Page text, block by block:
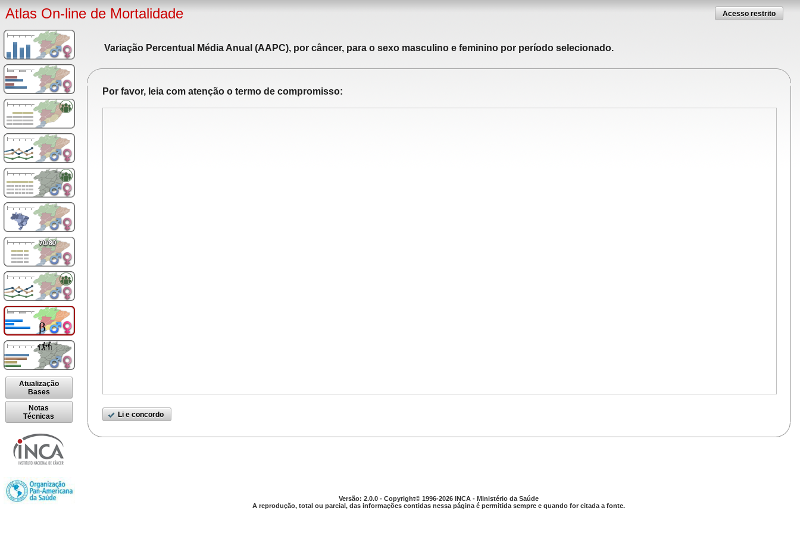
Atlas On-line de Mortalidade Acesso restrito
Atualização
Bases
Notas
Técnicas
Variação Percentual Média Anual (AAPC), por câncer, para o sexo masculino e feminino por período selecionado.
Por favor, leia com atenção o termo de compromisso:
Li e concordo
Versão: 2.0.0 - Copyright© 1996-2026 INCA - Ministério da Saúde
A reprodução, total ou parcial, das informações contidas nessa página é permitida sempre e quando for citada a fonte.